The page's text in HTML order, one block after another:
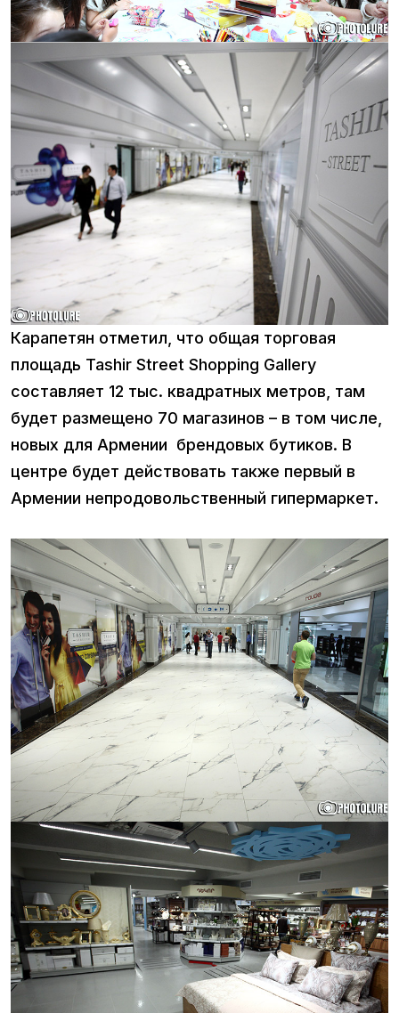
Карапетян отметил, что общая торговая
площадь Tashir Street Shopping Gallery
составляет 12 тыс. квадратных метров, там
будет размещено 70 магазинов – в том числе,
новых для Армении брендовых бутиков. В
центре будет действовать также первый в
Армении непродовольственный гипермаркет.